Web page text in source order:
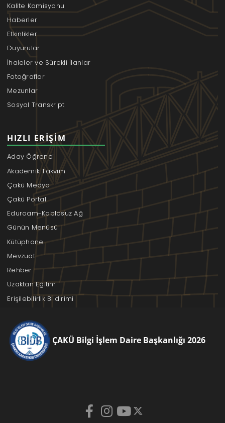
Kalite Komisyonu
Haberler
Etkinlikler
Duyurular
İhaleler ve Sürekli İlanlar
Fotoğraflar
Mezunlar
Sosyal Transkript
HIZLI ERIŞIM
Aday Öğrenci
Akademik Takvim
Çakü Medya
Çakü Portal
Eduroam-Kablosuz Ağ
Günün Menüsü
Kütüphane
Mevzuat
Rehber
Uzaktan Eğitim
Erişilebilirlik Bildirimi
ÇAKÜ Bilgi İşlem Daire Başkanlığı 2026